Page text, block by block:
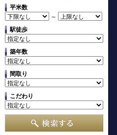
平米数
～
駅徒歩
築年数
間取り
こだわり